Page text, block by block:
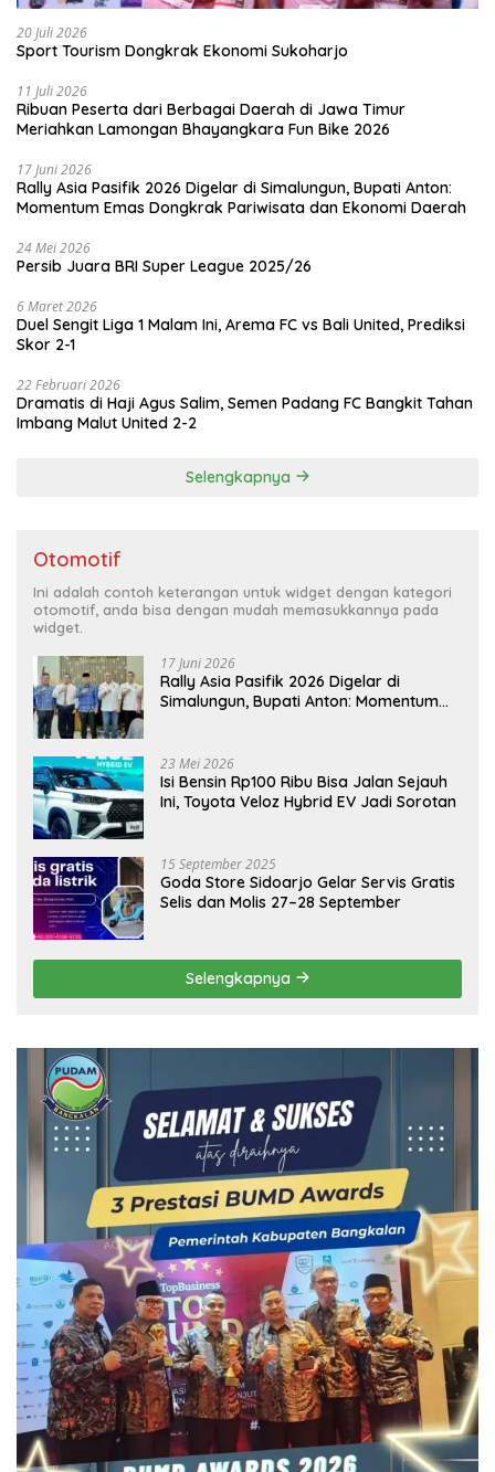
20 Juli 2026
Sport Tourism Dongkrak Ekonomi Sukoharjo
11 Juli 2026
Ribuan Peserta dari Berbagai Daerah di Jawa Timur
Meriahkan Lamongan Bhayangkara Fun Bike 2026
17 Juni 2026
Rally Asia Pasifik 2026 Digelar di Simalungun, Bupati Anton:
Momentum Emas Dongkrak Pariwisata dan Ekonomi Daerah
24 Mei 2026
Persib Juara BRI Super League 2025/26
6 Maret 2026
Duel Sengit Liga 1 Malam Ini, Arema FC vs Bali United, Prediksi
Skor 2-1
22 Februari 2026
Dramatis di Haji Agus Salim, Semen Padang FC Bangkit Tahan
Imbang Malut United 2-2
Selengkapnya
Otomotif
Ini adalah contoh keterangan untuk widget dengan kategori
otomotif, anda bisa dengan mudah memasukkannya pada
widget.
17 Juni 2026
Rally Asia Pasifik 2026 Digelar di
Simalungun, Bupati Anton: Momentum
23 Mei 2026
Isi Bensin Rp100 Ribu Bisa Jalan Sejauh
Ini, Toyota Veloz Hybrid EV Jadi Sorotan
15 September 2025
Goda Store Sidoarjo Gelar Servis Gratis
Selis dan Molis 27–28 September
Selengkapnya